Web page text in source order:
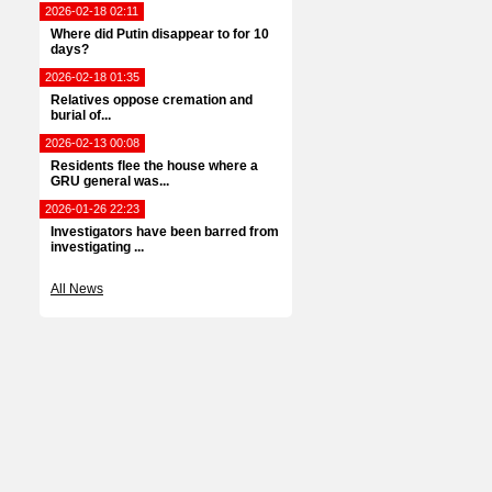
2026-02-18 02:11
Where did Putin disappear to for 10
days?
2026-02-18 01:35
Relatives oppose cremation and
burial of...
2026-02-13 00:08
Residents flee the house where a
GRU general was...
2026-01-26 22:23
Investigators have been barred from
investigating ...
All News